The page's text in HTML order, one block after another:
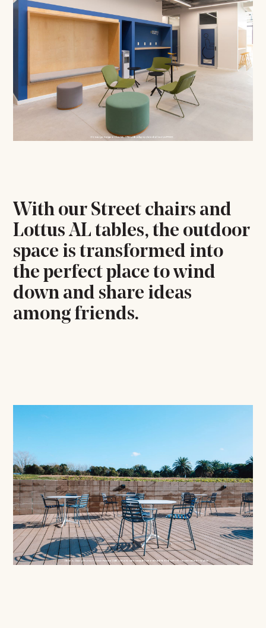
With our Street chairs and
Lottus AL tables, the outdoor
space is transformed into
the perfect place to wind
down and share ideas
among friends.